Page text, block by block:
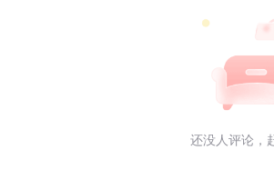
还没人评论，